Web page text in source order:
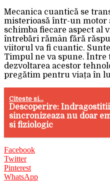
Mecanica cuantică se
misterioasă într-un motor
schimba fiecare aspect al
întrebări rămân fără
viitorul va fi cuantic.
Timpul ne va spune.
dezvoltarea acestor
pregătim pentru viața în
Citeste si...
Descoperire:
sincronizeaza nu doar
si fiziologic
Facebook
Twitter
Pinterest
WhatsApp